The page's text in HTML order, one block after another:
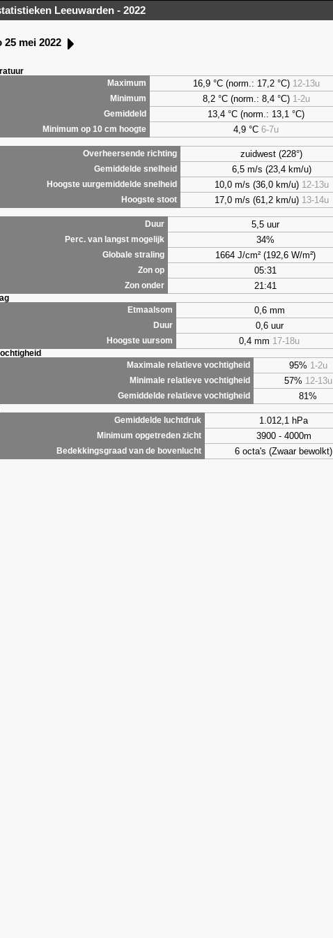
Leeuwarden - 2022
25 mei 2022
Maximum
16,9 °C (norm.: 17,2 °C) 12-13u
Minimum 8,2°C (norm.: 8,4 °C) 1-2u
Gemiddeld 13,4 °C (norm.: 13,1 °C)
Minimum op 10 cm hoogte 4,9 °C6-7u
Overheersende richting
zuidwest (228°)
Gemiddelde snelheid 6,5 m/s (23,4 km/u)
Hoogste uurgemiddelde snelheid 10,0 m/s (36,0 km/u) 12-13u
Hoogste stoot 17,0 m/s (61,2 km/u) 13-14u
Duur
5,5 uur
Perc. van langst mogelijk 34%
Globale straling 1664 J/cm² (192,6 W/m²)
Zon op 05:31
Zon onder 21:41
Etmaalsom
0,6 mm
Duur 0,6 uur
Hoogste uursom 0,4 mm 17-18u
Maximale relatieve vochtigheid
95% 1-2u
Minimale relatieve vochtigheid 57% 12-13u
Gemiddelde relatieve vochtigheid 81%
Gemiddelde luchtdruk
1.012,1 hPa
Minimum opgetreden zicht 3900 - 4000m
Bedekkingsgraad van de bovenlucht 6 octa's (Zwaar bewolkt)